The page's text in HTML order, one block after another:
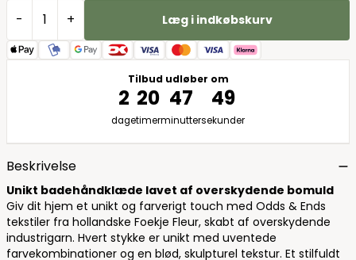
- + Læg i indkøbskurv
Tilbud udløber om
2
dage
20
timer
47
minutter
48
sekunder
Beskrivelse
Unikt badehåndklæde lavet af overskydende bomuld
Giv dit hjem et unikt og farverigt touch med Odds & Ends
tekstiler fra hollandske Foekje Fleur, skabt af overskydende
industrigarn. Hvert stykke er unikt med uventede
farvekombinationer og en blød, skulpturel tekstur. Et stilfuldt